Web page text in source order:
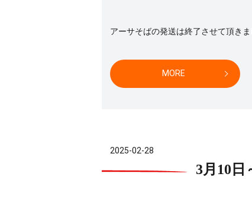
アーサそばの発送は終了させて頂きま
MORE
2025-02-28
3月10日